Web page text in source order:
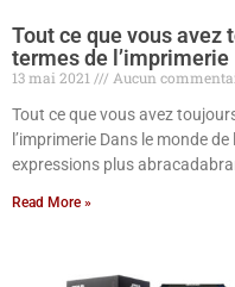
Tout ce que vous avez
termes de l’imprimerie
13 mai 2021
Aucun
Tout ce que vous avez
l’imprimerie Dans le monde
expressions plus
Read More »